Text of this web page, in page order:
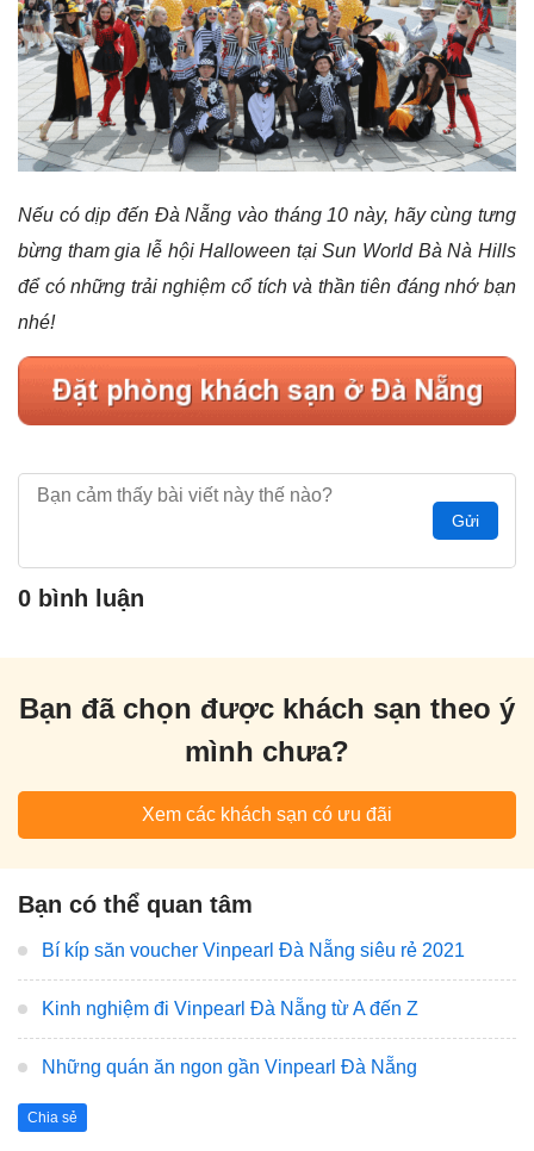
Nếu có dịp đến Đà Nẵng vào tháng 10 này, hãy cùng tưng
bừng tham gia lễ hội Halloween tại Sun World Bà Nà Hills
để có những trải nghiệm cổ tích và thần tiên đáng nhớ bạn
nhé!
Gửi
0 bình luận
Bạn đã chọn được khách sạn theo ý
mình chưa?
Xem các khách sạn có ưu đãi
Bạn có thể quan tâm
Bí kíp săn voucher Vinpearl Đà Nẵng siêu rẻ 2021
Kinh nghiệm đi Vinpearl Đà Nẵng từ A đến Z
Những quán ăn ngon gần Vinpearl Đà Nẵng
Chia sẻ